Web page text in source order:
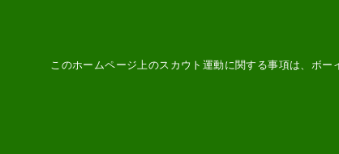
このホームページ上のスカウト運動に関する事項は、ボ